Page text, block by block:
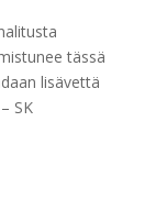
tässä
lisävettä
SK